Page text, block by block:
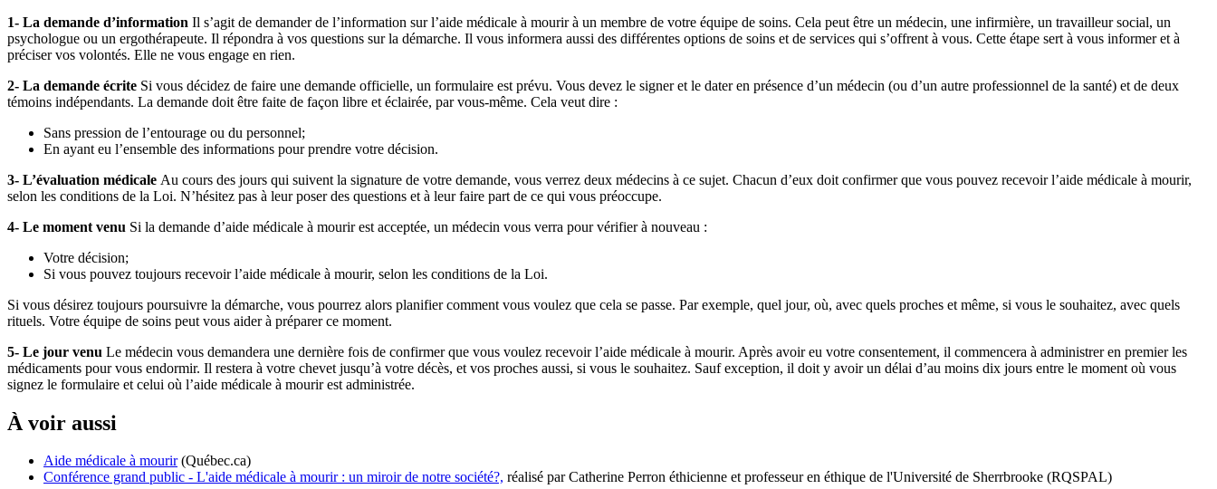
1- La demande d’information Il s’agit de demander de l’information sur l’aide médicale à mourir à un membre de votre équipe de soins. Cela peut être un médecin, une infirmière, un travailleur social, un
psychologue ou un ergothérapeute. Il répondra à vos questions sur la démarche. Il vous informera aussi des différentes options de soins et de services qui s’offrent à vous. Cette étape sert à vous informer et à
préciser vos volontés. Elle ne vous engage en rien.
2- La demande écrite Si vous décidez de faire une demande officielle, un formulaire est prévu. Vous devez le signer et le dater en présence d’un médecin (ou d’un autre professionnel de la santé) et de deux
témoins indépendants. La demande doit être faite de façon libre et éclairée, par vous-même. Cela veut dire :
Sans pression de l’entourage ou du personnel;
En ayant eu l’ensemble des informations pour prendre votre décision.
3- L’évaluation médicale Au cours des jours qui suivent la signature de votre demande, vous verrez deux médecins à ce sujet. Chacun d’eux doit confirmer que vous pouvez recevoir l’aide médicale à mourir,
selon les conditions de la Loi. N’hésitez pas à leur poser des questions et à leur faire part de ce qui vous préoccupe.
4- Le moment venu Si la demande d’aide médicale à mourir est acceptée, un médecin vous verra pour vérifier à nouveau :
Votre décision;
Si vous pouvez toujours recevoir l’aide médicale à mourir, selon les conditions de la Loi.
Si vous désirez toujours poursuivre la démarche, vous pourrez alors planifier comment vous voulez que cela se passe. Par exemple, quel jour, où, avec quels proches et même, si vous le souhaitez, avec quels
rituels. Votre équipe de soins peut vous aider à préparer ce moment.
5- Le jour venu Le médecin vous demandera une dernière fois de confirmer que vous voulez recevoir l’aide médicale à mourir. Après avoir eu votre consentement, il commencera à administrer en premier les
médicaments pour vous endormir. Il restera à votre chevet jusqu’à votre décès, et vos proches aussi, si vous le souhaitez. Sauf exception, il doit y avoir un délai d’au moins dix jours entre le moment où vous
signez le formulaire et celui où l’aide médicale à mourir est administrée.
À voir aussi
Aide médicale à mourir(Québec.ca)
Conférence grand public - L'aide médicale à mourir : un miroir de notre société?, réalisé par Catherine Perron éthicienne et professeur en éthique de l'Université de Sherrbrooke (RQSPAL)